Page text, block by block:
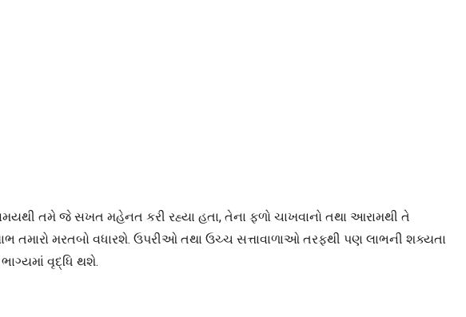
તમે જે સખત મહેનત કરી રહ્યા હતા, તેના ફળો ચાખવાનો તથા આરામથી તે
તમારો મરતબો વધારશે. ઉપરીઓ તથા ઉચ્ચ સત્તાવાળાઓ તરફથી પણ લાભની શક્યતા
વૃદ્ધિ થશે.